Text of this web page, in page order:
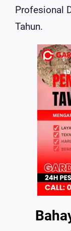
Profesional
Tahun.